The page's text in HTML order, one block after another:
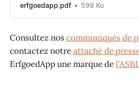
erfgoedapp.pdf 599 Ko
Consultez noscommuniqués de
contactez notreattaché de
ErfgoedApp une marque de